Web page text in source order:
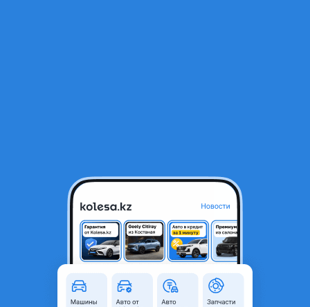
Алматы, Алматинская